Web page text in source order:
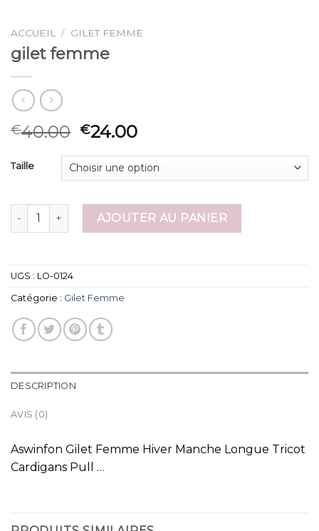
ACCUEIL / GILET FEMME
gilet femme
€40.00 €24.00
Taille
quantité de gilet femmeAJOUTER AU PANIER
UGS : LO-0124
Catégorie : Gilet Femme
DESCRIPTION
AVIS (0)
Aswinfon Gilet Femme Hiver Manche Longue Tricot
Cardigans Pull …